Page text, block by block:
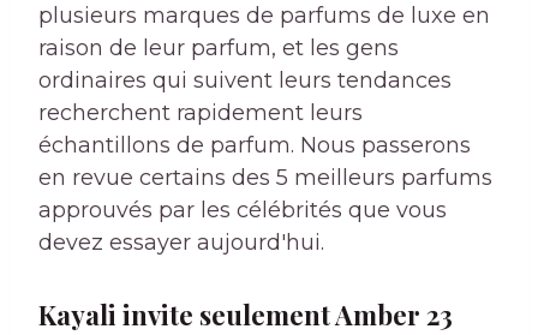
plusieurs marques de parfums de luxe en
raison de leur parfum, et les gens
ordinaires qui suivent leurs tendances
recherchent rapidement leurs
échantillons de parfum. Nous passerons
en revue certains des 5 meilleurs parfums
approuvés par les célébrités que vous
devez essayer aujourd'hui.
Kayali invite seulement Amber 23